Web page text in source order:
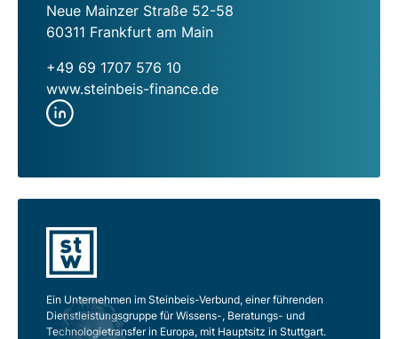
Neue Mainzer Straße 52-58
60311 Frankfurt am Main
+49 69 1707 576 10
www.steinbeis-finance.de
Ein Unternehmen im Steinbeis-Verbund, einer führenden
Dienstleistungsgruppe für Wissens-, Beratungs- und
Technologietransfer in Europa, mit Hauptsitz in Stuttgart.